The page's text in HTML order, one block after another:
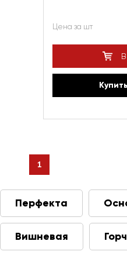
Цена за шт
1
Перфекта
Вишневая